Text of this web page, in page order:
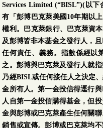
業債券基金-累積型-I
(本基金有一定比重得
投資於非投資等級之
高風險債券且配息來
源可能為本金)
08/
第一金美國100大企
業債券基金-累積型-
美元-I
(本基金有一定比重得
08/
Services Limited (“BISL”)(以
有「彭博巴克萊美國10年期以
權利。巴克萊銀行、巴克萊資
及彭博皆非本基金之發行人，
任何責任、義務。指數係經以
之。彭博與巴克萊及發行人就
乃經BISL或任何接任人之決定
金所有人。第一金投信得逕行
人自第一金投信購得基金，但
金與彭博或巴克萊產生任何關
銷售或宣傳。彭博或巴克萊均